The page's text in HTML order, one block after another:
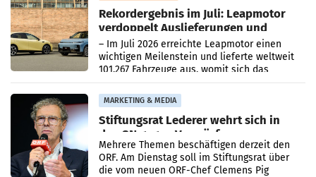
Rekordergebnis im Juli: Leapmotor
verdoppelt Auslieferungen und
überschreitet die 100.000er-Marke
– Im Juli 2026 erreichte Leapmotor einen
wichtigen Meilenstein und lieferte weltweit
101.267 Fahrzeuge aus, womit sich das
Ergebnis gegenüber Juli 2025 mehr als
verdoppelte (+102
MARKETING & MEDIA
Stiftungsrat Lederer wehrt sich in
den SN gegen Vorwürfe
Mehrere Themen beschäftigen derzeit den
ORF. Am Dienstag soll im Stiftungsrat über
die vom neuen ORF-Chef Clemens Pig